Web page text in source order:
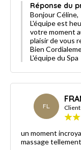
Réponse du
Bonjour Céline,
L'équipe est
votre moment
plaisir de vous
Bien
L'équipe du Spa
FL Client
un moment
massage